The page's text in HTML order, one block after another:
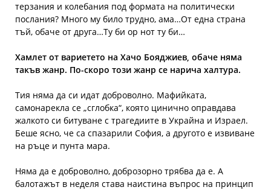
терзания и колебания под формата на политически
послания? Много му било трудно, ама…От една страна
тъй, обаче от друга…Ту би ор нот ту би…
Хамлет от вариетето на Хачо Бояджиев, обаче няма
такъв жанр. По-скоро този жанр се нарича халтура.
Тия няма да си идат доброволно. Мафийката,
самонарекла се „сглобка“, която цинично оправдава
жалкото си битуване с трагедиите в Украйна и Израел.
Беше ясно, че са спазарили София, а другото е извиване
на ръце и пунта мара.
Няма да е доброволно, доброзорно трябва да е. А
балотажът в неделя става наистина въпрос на принцип